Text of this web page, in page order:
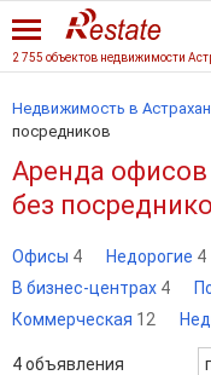
Недвижимость в
посредников
Аренда офисов
без
Офисы 4 Недорогие 4
В бизнес-центрах 4
Коммерческая 12
4объявления